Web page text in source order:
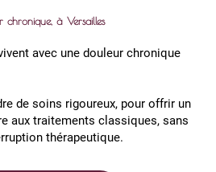
chronique, à Versailles
avec une douleur chronique
de soins rigoureux, pour offrir un
aux traitements classiques, sans
thérapeutique.